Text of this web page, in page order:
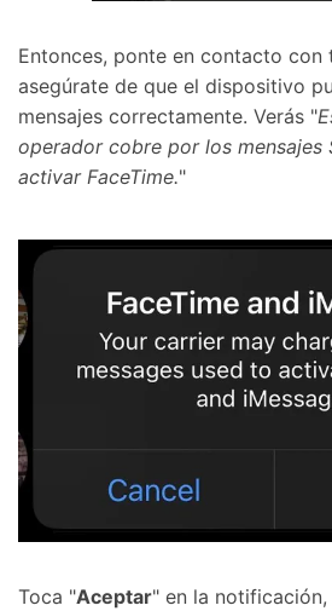
󠀰Entonces, ponte en contacto con
asegúrate de que el dispositivo
mensajes correctamente.󠀲󠀩󠀠󠀥󠀦󠀩󠀤󠀣󠀳󠀰 Verás "
operador cobre por los mensajes
activar FaceTime."
󠀰Toca "Aceptar" en la